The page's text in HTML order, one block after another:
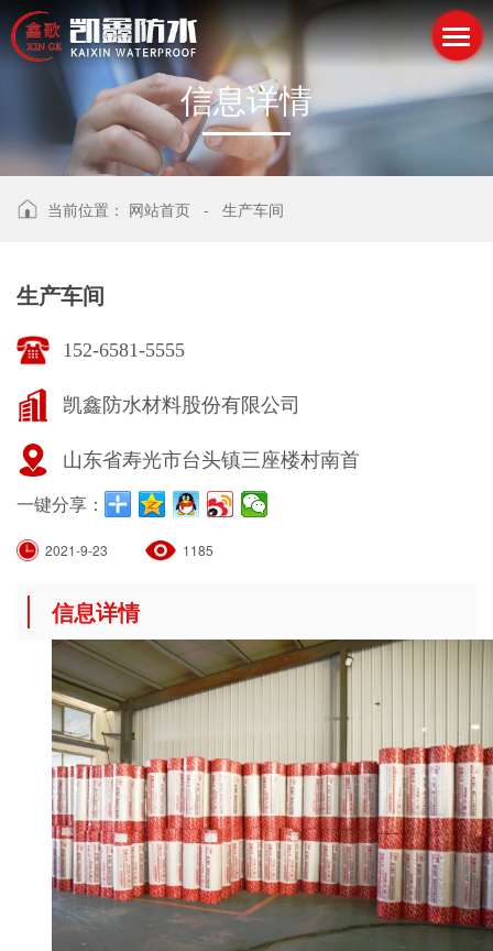
信息详情
当前位置： 网站首页 - 生产车间
生产车间
152-6581-5555
凯鑫防水材料股份有限公司
山东省寿光市台头镇三座楼村南首
一键分享：
2021-9-23 1185
信息详情